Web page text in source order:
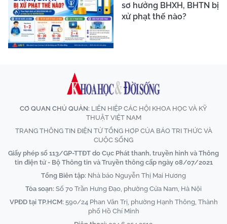
sơ hưởng BHXH, BHTN bị
xử phạt thế nào?
CƠ QUAN CHỦ QUẢN: LIÊN HIỆP CÁC HỘI KHOA HỌC VÀ KỸ
THUẬT VIỆT NAM
TRANG THÔNG TIN ĐIỆN TỬ TỔNG HỢP CỦA BÁO TRI THỨC VÀ
CUỘC SỐNG
Giấy phép số 113/GP-TTĐT do Cục Phát thanh, truyền hình và Thông
tin điện tử - Bộ Thông tin và Truyền thông cấp ngày 08/07/2021
Tổng Biên tập: Nhà báo Nguyễn Thị Mai Hương
Tòa soạn: Số 70 Trần Hưng Đạo, phường Cửa Nam, Hà Nội
VPĐD tại TP.HCM: 590/24 Phan Văn Trị, phường Hạnh Thông, Thành
phố Hồ Chí Minh